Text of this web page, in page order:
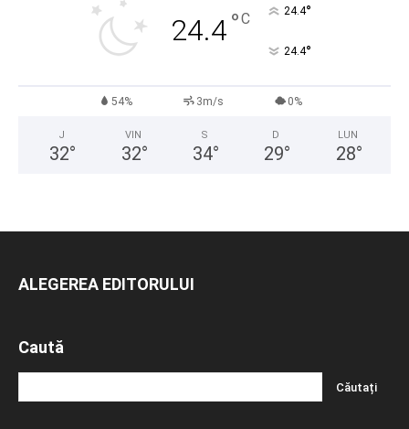
24.4°C 24.4°
24.4°
54% 3m/s 0%
J
32°
VIN
32°
S
34°
D
29°
LUN
28°
ALEGEREA EDITORULUI
Caută